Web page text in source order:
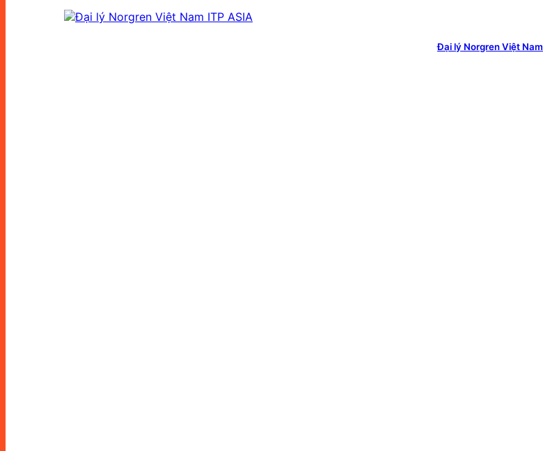
Đại lý Norgren Việt Nam